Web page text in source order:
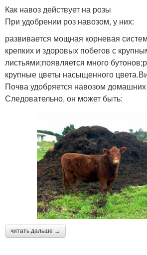
Как навоз действует на розы
При удобрении роз навозом, у них:
развивается мощная корневая
крепких и здоровых побегов с
листьями;появляется много
крупные цветы насыщенного
Почва удобряется навозом
Следовательно, он может быть:
читать дальше →